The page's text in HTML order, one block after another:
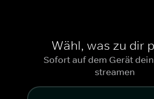
Wähl, was zu dir
Sofort auf dem Gerät
streamen